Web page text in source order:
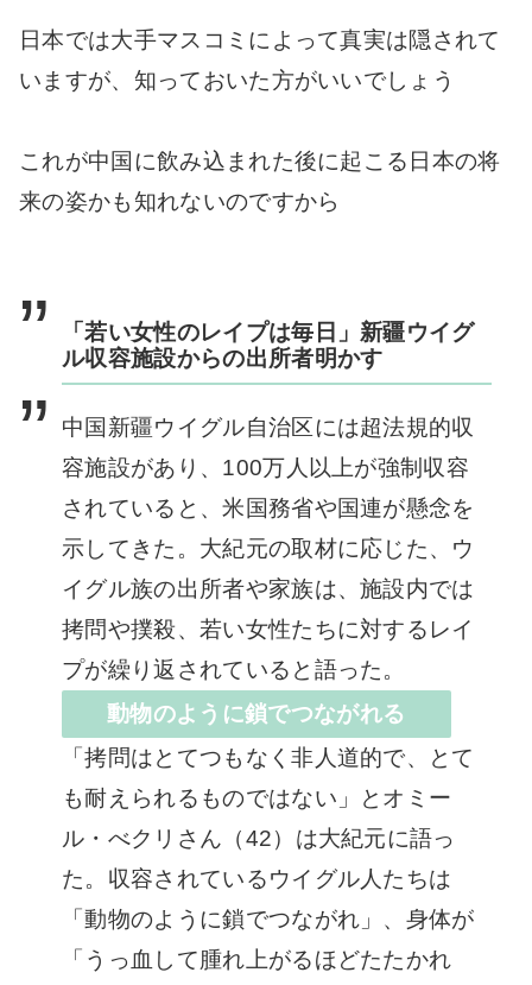
日本では大手マスコミによって真実は隠されて
いますが、知っておいた方がいいでしょう
これが中国に飲み込まれた後に起こる日本の将
来の姿かも知れないのですから
「若い女性のレイプは毎日」新疆ウイグ
ル収容施設からの出所者明かす
中国新疆ウイグル自治区には超法規的収
容施設があり、100万人以上が強制収容
されていると、米国務省や国連が懸念を
示してきた。大紀元の取材に応じた、ウ
イグル族の出所者や家族は、施設内では
拷問や撲殺、若い女性たちに対するレイ
プが繰り返されていると語った。
動物のように鎖でつながれる
「拷問はとてつもなく非人道的で、とて
も耐えられるものではない」とオミー
ル・べクリさん（42）は大紀元に語っ
た。収容されているウイグル人たちは
「動物のように鎖でつながれ」、身体が
「うっ血して腫れ上がるほどたたかれ